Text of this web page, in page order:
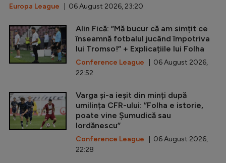
Europa League | 06 August 2026, 23:20
Alin Fică: ”Mă bucur că am simțit ce
înseamnă fotbalul jucând împotriva
lui Tromso!” + Explicațiile lui Folha
Conference League | 06 August 2026,
22:52
Varga și-a ieșit din minți după
umilința CFR-ului: ”Folha e istorie,
poate vine Șumudică sau
Iordănescu”
Conference League | 06 August 2026,
22:28